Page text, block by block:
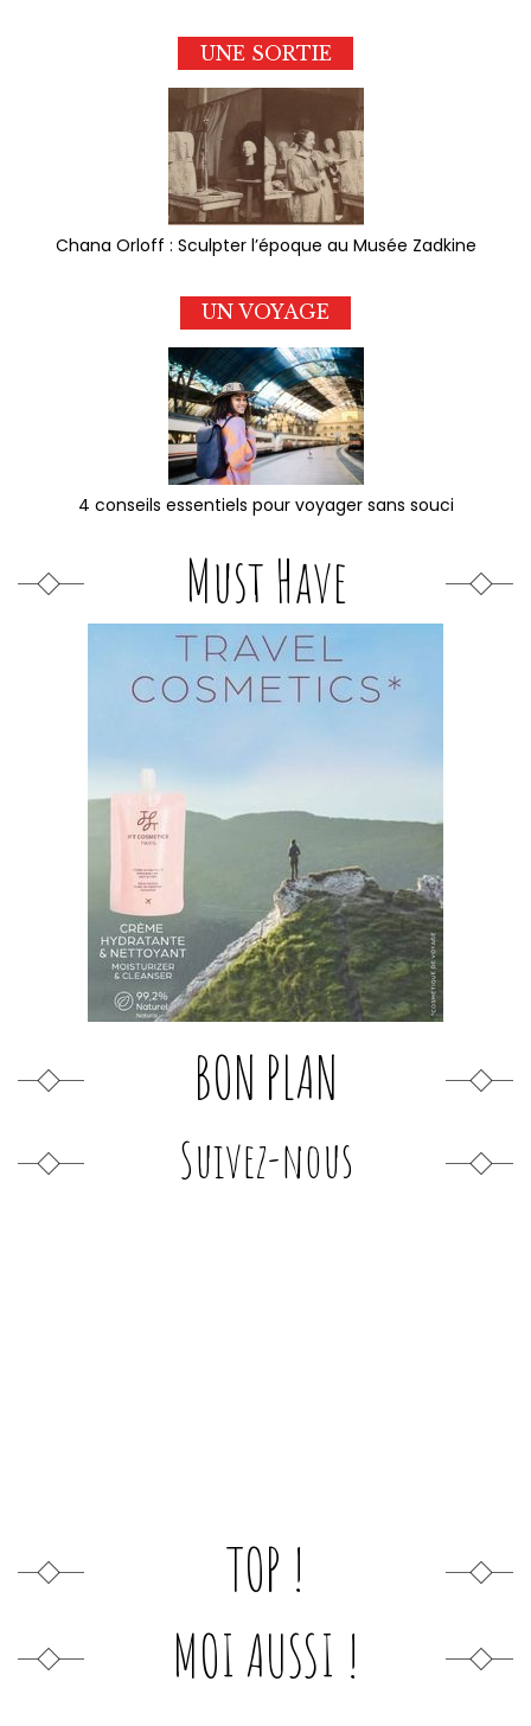
UNE SORTIE
Chana Orloff : Sculpter l’époque au Musée Zadkine
UN VOYAGE
4 conseils essentiels pour voyager sans souci
Must Have
BON PLAN
Suivez-nous
TOP !
MOI AUSSI !